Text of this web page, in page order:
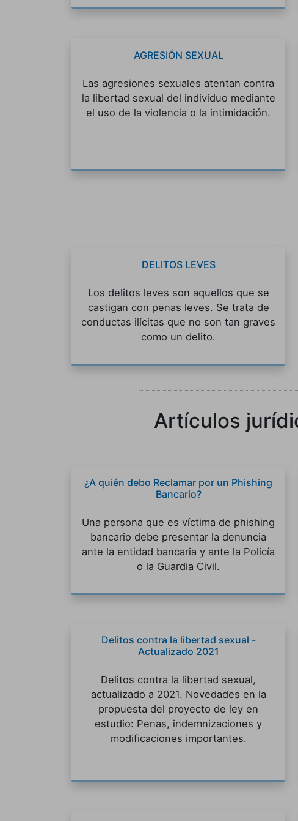
AGRESIÓN SEXUAL
Las agresiones sexuales atentan contra
la libertad sexual del individuo mediante
el uso de la violencia o la intimidación.
DELITOS LEVES
Los delitos leves son aquellos que se
castigan con penas leves. Se trata de
conductas ilícitas que no son tan graves
como un delito.
Artículos
¿A quién debo Reclamar por un Phishing
Bancario?
Una persona que es víctima de phishing
bancario debe presentar la denuncia
ante la entidad bancaria y ante la Policía
o la Guardia Civil.
Delitos contra la libertad sexual -
Actualizado 2021
Delitos contra la libertad sexual,
actualizado a 2021. Novedades en la
propuesta del proyecto de ley en
estudio: Penas, indemnizaciones y
modificaciones importantes.